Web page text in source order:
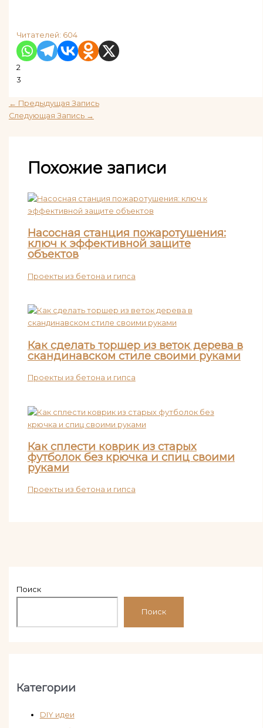
Поиск
Поиск
Категории
DIY идеи
Читателей: 604
2
3
← Предыдущая Запись
Следующая Запись →
Похожие записи
Насосная станция пожаротушения:
ключ к эффективной защите
объектов
Проекты из бетона и гипса
Как сделать торшер из веток дерева в
скандинавском стиле своими руками
Проекты из бетона и гипса
Как сплести коврик из старых
футболок без крючка и спиц своими
руками
Проекты из бетона и гипса